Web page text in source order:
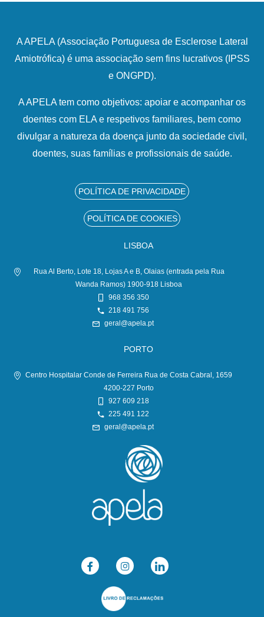
A APELA (Associação Portuguesa de Esclerose Lateral
Amiotrófica) é uma associação sem fins lucrativos (IPSS
e ONGPD).
A APELA tem como objetivos: apoiar e acompanhar os
doentes com ELA e respetivos familiares, bem como
divulgar a natureza da doença junto da sociedade civil,
doentes, suas famílias e profissionais de saúde.
POLÍTICA DE PRIVACIDADE
POLÍTICA DE COOKIES
LISBOA
Rua Al Berto, Lote 18, Lojas A e B, Olaias (entrada pela Rua
Wanda Ramos) 1900-918 Lisboa
968 356 350
218 491 756
geral@apela.pt
PORTO
Centro Hospitalar Conde de Ferreira Rua de Costa Cabral, 1659
4200-227 Porto
927 609 218
225 491 122
geral@apela.pt